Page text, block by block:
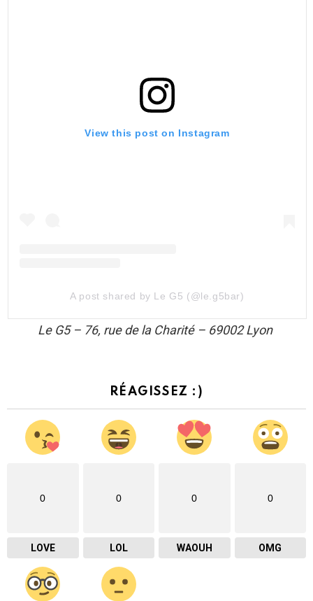
View this post on Instagram
A post shared by Le G5 (@le.g5bar)
Le G5 – 76, rue de la Charité – 69002 Lyon
RÉAGISSEZ :)
0
LOVE
0
LOL
0
WAOUH
0
OMG